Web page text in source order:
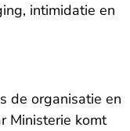
intimidatie en
de organisatie en
Ministerie komt